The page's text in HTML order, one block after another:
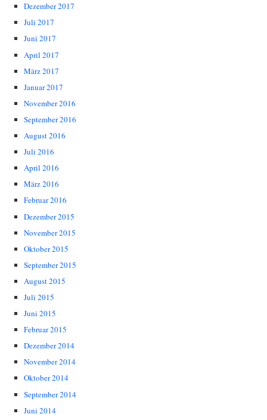
Dezember 2017
Juli 2017
Juni 2017
April 2017
März 2017
Januar 2017
November 2016
September 2016
August 2016
Juli 2016
April 2016
März 2016
Februar 2016
Dezember 2015
November 2015
Oktober 2015
September 2015
August 2015
Juli 2015
Juni 2015
Februar 2015
Dezember 2014
November 2014
Oktober 2014
September 2014
Juni 2014